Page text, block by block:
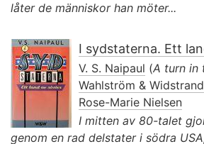
låter de människor han möter...
I sydstaterna. Ett
V. S. Naipaul (A turn in
Wahlström & Widstrand
Rose-Marie Nielsen
I mitten av 80-talet
genom en rad delstater i södra